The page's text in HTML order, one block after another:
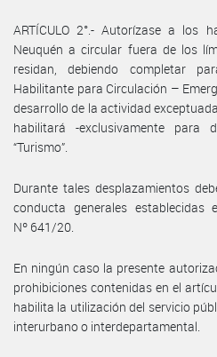
ARTÍCULO 2°.- Autorízase a los
Neuquén a circular fuera de los
residan, debiendo completar
Habilitante para Circulación –
desarrollo de la actividad
habilitará -exclusivamente para
“Turismo”.
Durante tales desplazamientos
conducta generales
Nº 641/20.
En ningún caso la presente
prohibiciones contenidas en el
habilita la utilización del servicio
interurbano o interdepartamental.